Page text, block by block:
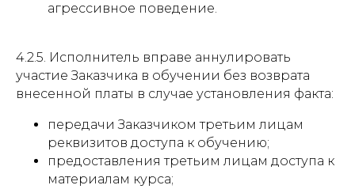
агрессивное поведение.
4.2.5. Исполнитель вправе аннулировать
участие Заказчика в обучении без возврата
внесенной платы в случае установления факта:
передачи Заказчиком третьим лицам
реквизитов доступа к обучению;
предоставления третьим лицам доступа к
материалам курса;